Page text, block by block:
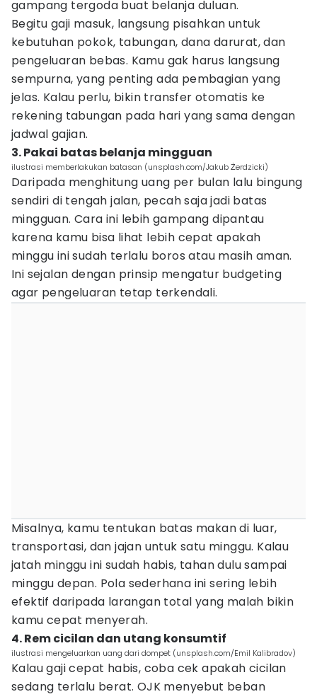
gampang tergoda buat belanja duluan.
Begitu gaji masuk, langsung pisahkan untuk
kebutuhan pokok, tabungan, dana darurat, dan
pengeluaran bebas. Kamu gak harus langsung
sempurna, yang penting ada pembagian yang
jelas. Kalau perlu, bikin transfer otomatis ke
rekening tabungan pada hari yang sama dengan
jadwal gajian.
3. Pakai batas belanja mingguan
ilustrasi memberlakukan batasan (unsplash.com/Jakub Żerdzicki)
Daripada menghitung uang per bulan lalu bingung
sendiri di tengah jalan, pecah saja jadi batas
mingguan. Cara ini lebih gampang dipantau
karena kamu bisa lihat lebih cepat apakah
minggu ini sudah terlalu boros atau masih aman.
Ini sejalan dengan prinsip mengatur budgeting
agar pengeluaran tetap terkendali.
Misalnya, kamu tentukan batas makan di luar,
transportasi, dan jajan untuk satu minggu. Kalau
jatah minggu ini sudah habis, tahan dulu sampai
minggu depan. Pola sederhana ini sering lebih
efektif daripada larangan total yang malah bikin
kamu cepat menyerah.
4. Rem cicilan dan utang konsumtif
ilustrasi mengeluarkan uang dari dompet (unsplash.com/Emil Kalibradov)
Kalau gaji cepat habis, coba cek apakah cicilan
sedang terlalu berat. OJK menyebut beban